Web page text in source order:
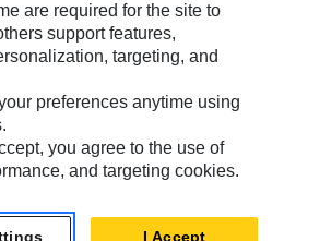
© 2026 Caterpillar. 保留所有权利
are required for the site to
support features,
targeting, and
preferences anytime using
you agree to the use of
and targeting cookies.
I Accept